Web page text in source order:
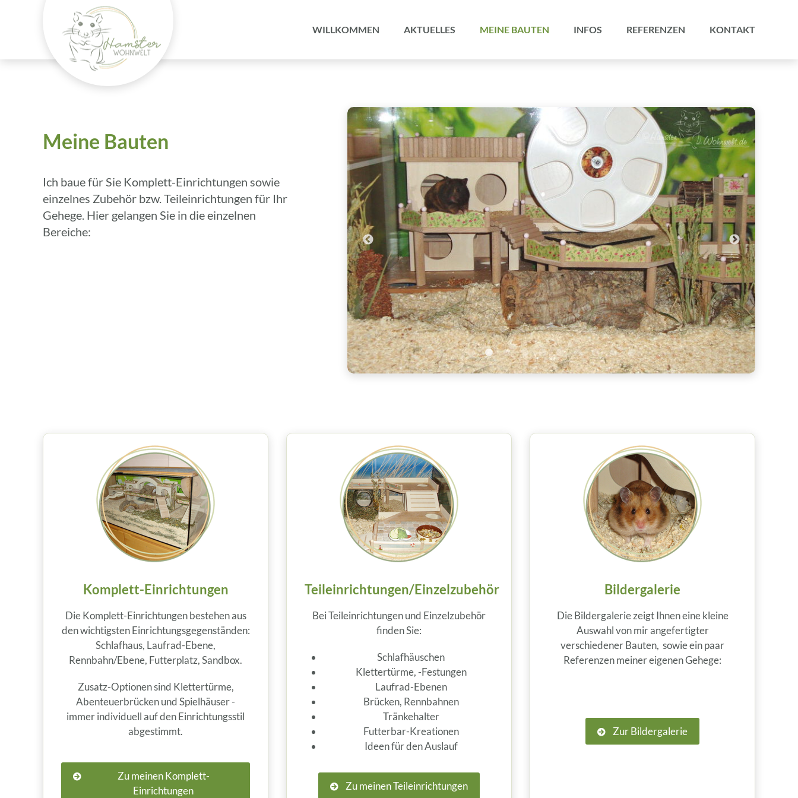
WILLKOMMEN AKTUELLES MEINE BAUTEN INFOS REFERENZEN KONTAKT
Meine Bauten
Ich baue für Sie Komplett-Einrichtungen sowie
einzelnes Zubehör bzw. Teileinrichtungen für Ihr
Gehege. Hier gelangen Sie in die einzelnen
Bereiche:
Komplett-Einrichtungen
Die Komplett-Einrichtungen bestehen aus
den wichtigsten Einrichtungs­gegenständen:
Schlafhaus, Laufrad-Ebene,
Rennbahn/Ebene, Futterplatz, Sandbox.
Zusatz-Optionen sind Klettertürme,
Abenteuerbrücken und Spielhäuser -
immer individuell auf den Einrichtungsstil
abgestimmt.
Zu meinen Komplett-
Einrichtungen
Teileinrichtungen/Einzelzubehör
Bei Teileinrichtungen und Einzelzubehör
finden Sie:
Schlafhäuschen
Klettertürme, -Festungen
Laufrad-Ebenen
Brücken, Rennbahnen
Tränkehalter
Futterbar-Kreationen
Ideen für den Auslauf
Zu meinen Teileinrichtungen
Bildergalerie
Die Bildergalerie zeigt Ihnen eine kleine
Auswahl von mir angefertigter
verschiedener Bauten, sowie ein paar
Referenzen meiner eigenen Gehege:
Zur Bildergalerie